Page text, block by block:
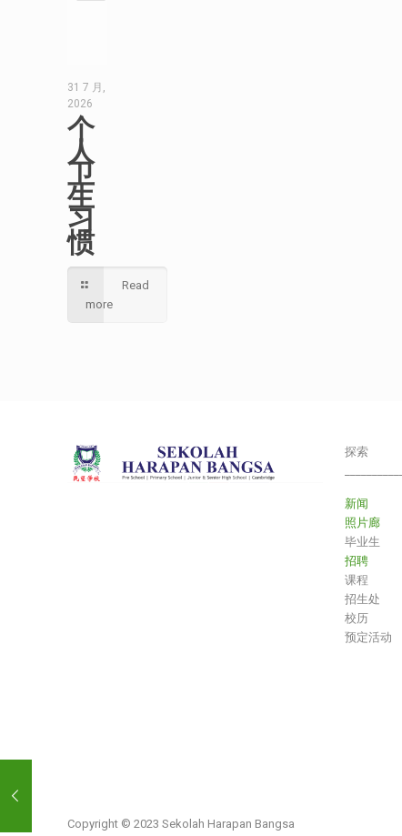
31 7 月,
2026
个
人
卫
生
习
惯
Read
more
探索
新闻
照片廊
毕业生
招聘
课程
招生处
校历
预定活动
Copyright © 2023 Sekolah Harapan Bangsa